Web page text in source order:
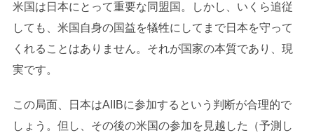
米国は日本にとって重要な同盟国。しかし、いくら追従
しても、米国自身の国益を犠牲にしてまで日本を守って
くれることはありません。それが国家の本質であり、現
実です。
この局面、日本はAIIBに参加するという判断が合理的で
しょう。但し、その後の米国の参加を見越した（予測し